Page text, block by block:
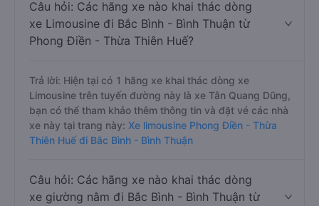
Câu hỏi: Các hãng xe nào khai thác dòng
xe Limousine đi Bắc Bình - Bình Thuận từ
Phong Điền - Thừa Thiên Huế?
Trả lời: Hiện tại có 1 hãng xe khai thác dòng xe
Limousine trên tuyến đường này là xe Tân Quang Dũng,
bạn có thể tham khảo thêm thông tin và đặt vé các nhà
xe này tại trang này: Xe limousine Phong Điền - Thừa
Thiên Huế đi Bắc Bình - Bình Thuận
Câu hỏi: Các hãng xe nào khai thác dòng
xe giường nằm đi Bắc Bình - Bình Thuận từ